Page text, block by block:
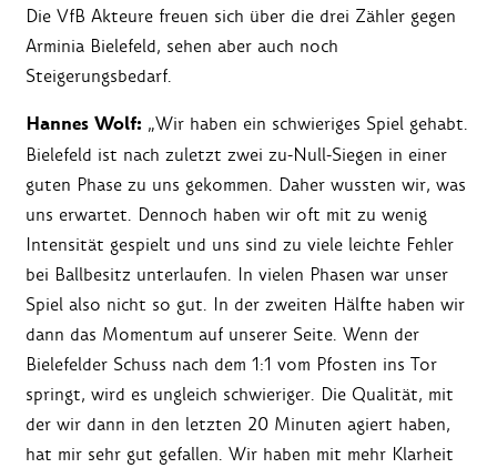
Die VfB Akteure freuen sich über die drei Zähler gegen
Arminia Bielefeld, sehen aber auch noch
Steigerungsbedarf.
Hannes Wolf: „Wir haben ein schwieriges Spiel gehabt.
Bielefeld ist nach zuletzt zwei zu-Null-Siegen in einer
guten Phase zu uns gekommen. Daher wussten wir, was
uns erwartet. Dennoch haben wir oft mit zu wenig
Intensität gespielt und uns sind zu viele leichte Fehler
bei Ballbesitz unterlaufen. In vielen Phasen war unser
Spiel also nicht so gut. In der zweiten Hälfte haben wir
dann das Momentum auf unserer Seite. Wenn der
Bielefelder Schuss nach dem 1:1 vom Pfosten ins Tor
springt, wird es ungleich schwieriger. Die Qualität, mit
der wir dann in den letzten 20 Minuten agiert haben,
hat mir sehr gut gefallen. Wir haben mit mehr Klarheit